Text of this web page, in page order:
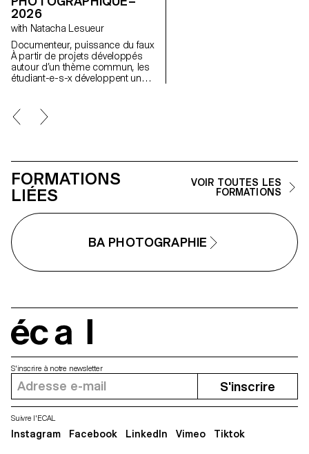
2026
with Natacha Lesueur
Documenteur, puissance du faux
À partir de projets développés
autour d’un thème commun, les
étudiant-e-s-x développent un
semblant. Iels construisent un
projet qui joue avec les limites de
FORMATIONS
LIÉES
VOIR TOUTES LES
FORMATIONS
BA PHOTOGRAPHIE
S'inscrire à notre newsletter
S'inscrire
Suivre l'ECAL
Instagram Facebook LinkedIn Vimeo Tiktok